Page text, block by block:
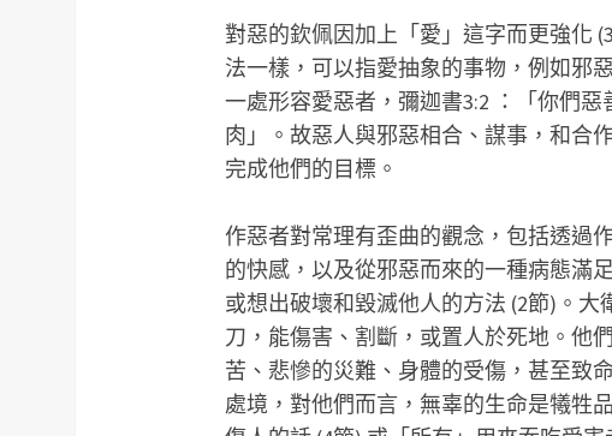
對惡的欽佩因加上「愛」這字而更強化
法一樣，可以指愛抽象的事物，例如邪
一處形容愛惡者，彌迦書3:2 ：「你們
肉」。故惡人與邪惡相合、謀事，和合
完成他們的目標。
作惡者對常理有歪曲的觀念，包括透過
的快感，以及從邪惡而來的一種病態滿
或想出破壞和毀滅他人的方法 (2節)。
刀，能傷害、割斷，或置人於死地。他
苦、悲慘的災難、身體的受傷，甚至致
處境，對他們而言，無辜的生命是犧牲